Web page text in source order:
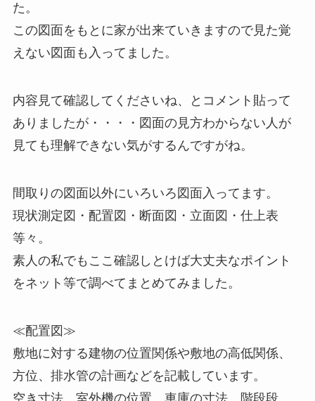
た。
この図面をもとに家が出来ていきますので見た覚
えない図面も入ってました。
内容見て確認してくださいね、とコメント貼って
ありましたが・・・・図面の見方わからない人が
見ても理解できない気がするんですがね。
間取りの図面以外にいろいろ図面入ってます。
現状測定図・配置図・断面図・立面図・仕上表
等々。
素人の私でもここ確認しとけば大丈夫なポイント
をネット等で調べてまとめてみました。
≪配置図≫
敷地に対する建物の位置関係や敷地の高低関係、
方位、排水管の計画などを記載しています。
空き寸法、室外機の位置、車庫の寸法、階段段